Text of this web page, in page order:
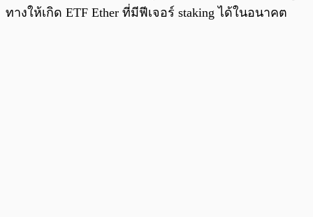
ทางให้เกิด ETF Ether ที่มีฟีเจอร์ staking ได้ในอนาคต